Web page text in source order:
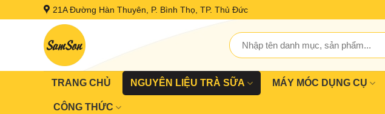
to
21A Đường Hàn Thuyên, P. Bình Thọ, TP. Thủ Đức
Tìm
kiếm:
TRANG CHỦ NGUYÊN LIỆU TRÀ SỮA MÁY MÓC DỤNG CỤ
CÔNG THỨC